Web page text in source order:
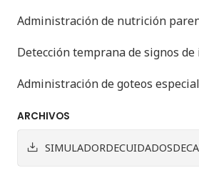
Administración de nutrición
Detección temprana de signos de
Administración de goteos
ARCHIVOS